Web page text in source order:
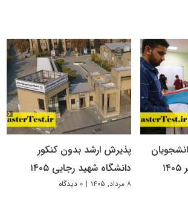
پذیرش ارشد بدون کنکور
دانشگاه شهید رجایی ۱۴۰۵
۸ مرداد, ۱۴۰۵ | ۰ دیدگاه